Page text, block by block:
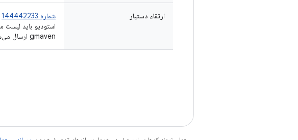
ارتقاء دستیار
شماره 144442233
gmaven ارسال می‌شود، اضافه کند.